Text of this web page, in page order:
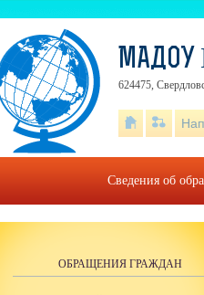
ОБРАЩЕНИЯ ГРАЖДАН
624475,
Сведения об